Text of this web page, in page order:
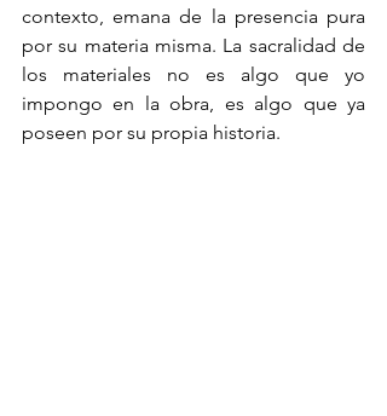
contexto, emana de la presencia pura
por su materia misma. La sacralidad de
los materiales no es algo que yo
impongo en la obra, es algo que ya
poseen por su propia historia.